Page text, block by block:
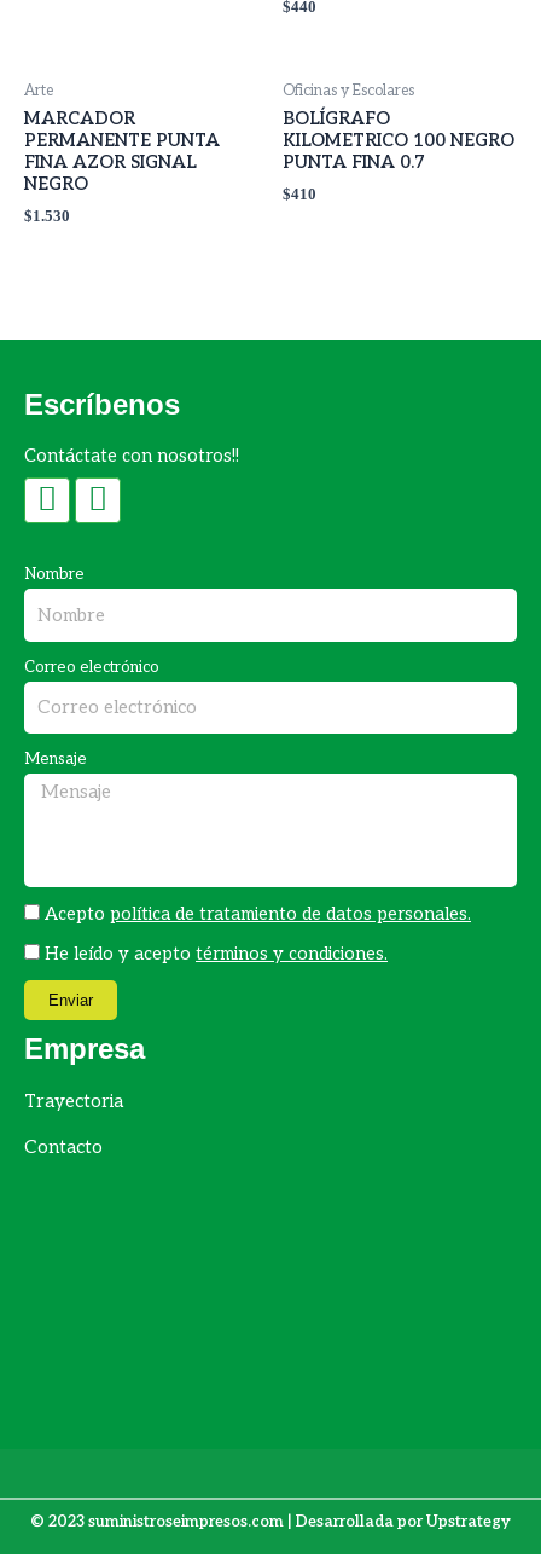
$440
Arte
MARCADOR
PERMANENTE PUNTA
FINA AZOR SIGNAL
NEGRO
$1.530
Oficinas y Escolares
BOLÍGRAFO
KILOMETRICO 100 NEGRO
PUNTA FINA 0.7
$410
Escríbenos
Contáctate con nosotros!!
F
c
e
b
o
o
k
I
s
t
a
g
r
a
m
Nombre
Correo electrónico
Mensaje
Acepto política de tratamiento de datos personales.
He leído y acepto términos y condiciones.
Enviar
Empresa
Trayectoria
Contacto
© 2023 suministroseimpresos.com | Desarrollada porUpstrategy